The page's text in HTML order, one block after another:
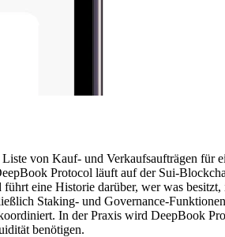
von Kauf- und Verkaufsaufträgen für
Protocol läuft auf der Sui-
eine Historie darüber, wer was
Staking- und Governance-
In der Praxis wird DeepBook
benötigen.